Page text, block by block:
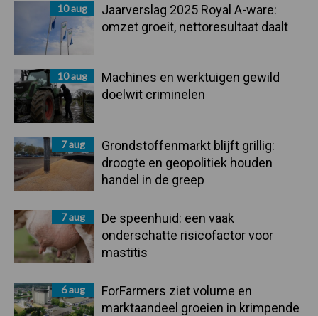
10 aug
Jaarverslag 2025 Royal A-ware:
omzet groeit, nettoresultaat daalt
10 aug
Machines en werktuigen gewild
doelwit criminelen
7 aug
Grondstoffenmarkt blijft grillig:
droogte en geopolitiek houden
handel in de greep
7 aug
De speenhuid: een vaak
onderschatte risicofactor voor
mastitis
6 aug
ForFarmers ziet volume en
marktaandeel groeien in krimpende